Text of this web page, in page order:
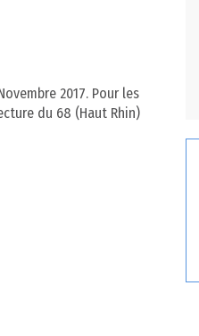
2017. Pour les
du 68 (Haut Rhin)